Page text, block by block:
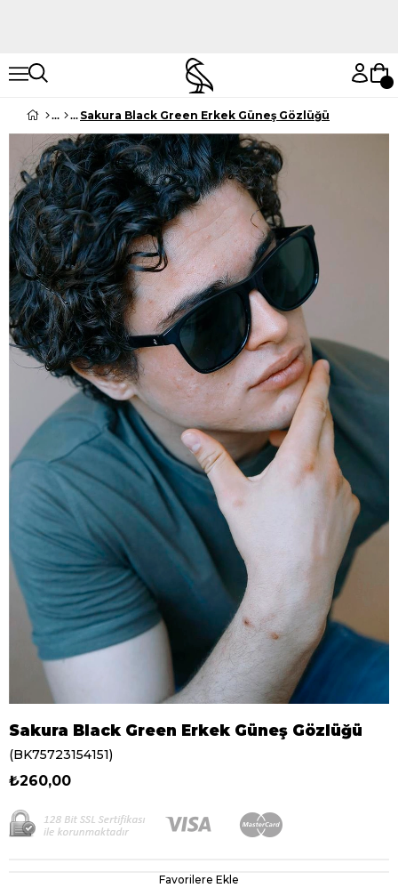
Sakura Black Green Erkek Güneş Gözlüğü
Sakura Black Green Erkek Güneş Gözlüğü
(BK75723154151)
₺260,00
Favorilere Ekle